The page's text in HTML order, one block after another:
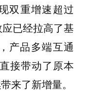
双重增速超过
已经拉高了基
产品多端互通
接带动了原本
来了新增量。